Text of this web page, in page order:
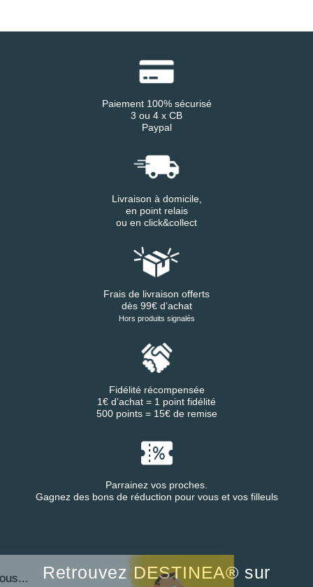
c'est nous...
Paiement 100% sécurisé
3 ou 4 x CB
Paypal
Livraison à domicile,
en point relais
ou en click&collect
Frais de livraison offerts
dès 99€ d’achat
Hors produits signalés
Fidélité récompensée
1€ d’achat = 1 point fidélité
500 points = 15€ de remise
Parrainez vos proches.
Gagnez des bons de réduction pour vous et vos filleuls
Retrouvez DESTINEA® sur